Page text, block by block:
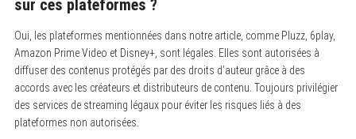
sur ces plateformes ?
Oui, les plateformes mentionnées dans notre article, comme Pluzz, 6play,
Amazon Prime Video et Disney+, sont légales. Elles sont autorisées à
diffuser des contenus protégés par des droits d’auteur grâce à des
accords avec les créateurs et distributeurs de contenu. Toujours privilégier
des services de streaming légaux pour éviter les risques liés à des
plateformes non autorisées.